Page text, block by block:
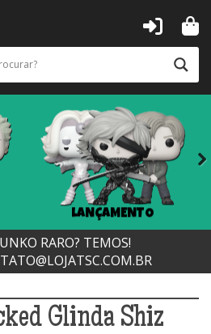
LANÇAMENTO
RARO? TEMOS!
Glinda Shiz